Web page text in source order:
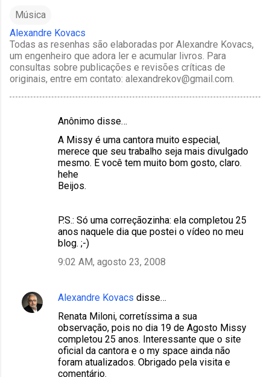
Música
Alexandre Kovacs
Todas as resenhas são elaboradas por Alexandre Kovacs,
um engenheiro que adora ler e acumular livros. Para
consultas sobre publicações e revisões críticas de
originais, entre em contato: alexandrekov@gmail.com.
s
Anônimo disse…
A Missy é uma cantora muito especial,
merece que seu trabalho seja mais divulgado
mesmo. E você tem muito bom gosto, claro.
hehe
Beijos.
P.S.: Só uma correçãozinha: ela completou 25
anos naquele dia que postei o vídeo no meu
blog. ;-)
9:02 AM, agosto 23, 2008
Alexandre Kovacs disse…
Renata Miloni, corretíssima a sua
observação, pois no dia 19 de Agosto Missy
completou 25 anos. Interessante que o site
oficial da cantora e o my space ainda não
foram atualizados. Obrigado pela visita e
comentário.